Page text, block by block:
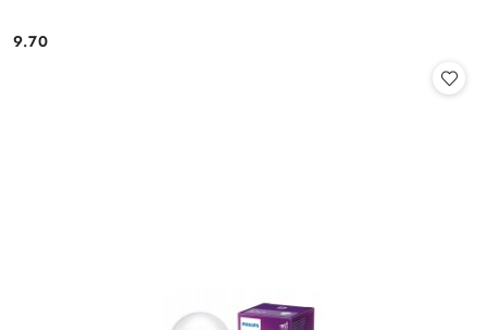
Cena:
9.70